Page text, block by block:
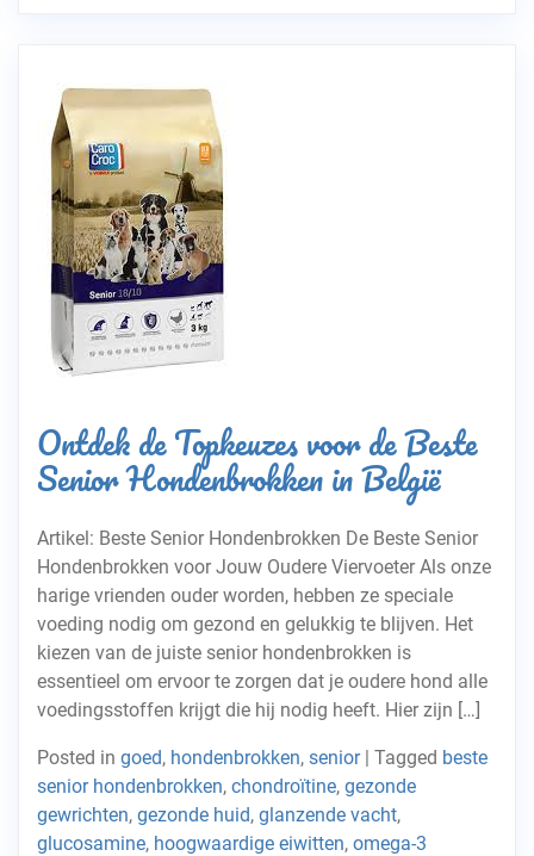
Ontdek de Topkeuzes voor de Beste
Senior Hondenbrokken in België
Artikel: Beste Senior Hondenbrokken De Beste Senior
Hondenbrokken voor Jouw Oudere Viervoeter Als onze
harige vrienden ouder worden, hebben ze speciale
voeding nodig om gezond en gelukkig te blijven. Het
kiezen van de juiste senior hondenbrokken is
essentieel om ervoor te zorgen dat je oudere hond alle
voedingsstoffen krijgt die hij nodig heeft. Hier zijn […]
Posted in goed, hondenbrokken, senior| Tagged beste
senior hondenbrokken, chondroïtine, gezonde
gewrichten, gezonde huid, glanzende vacht,
glucosamine, hoogwaardige eiwitten, omega-3